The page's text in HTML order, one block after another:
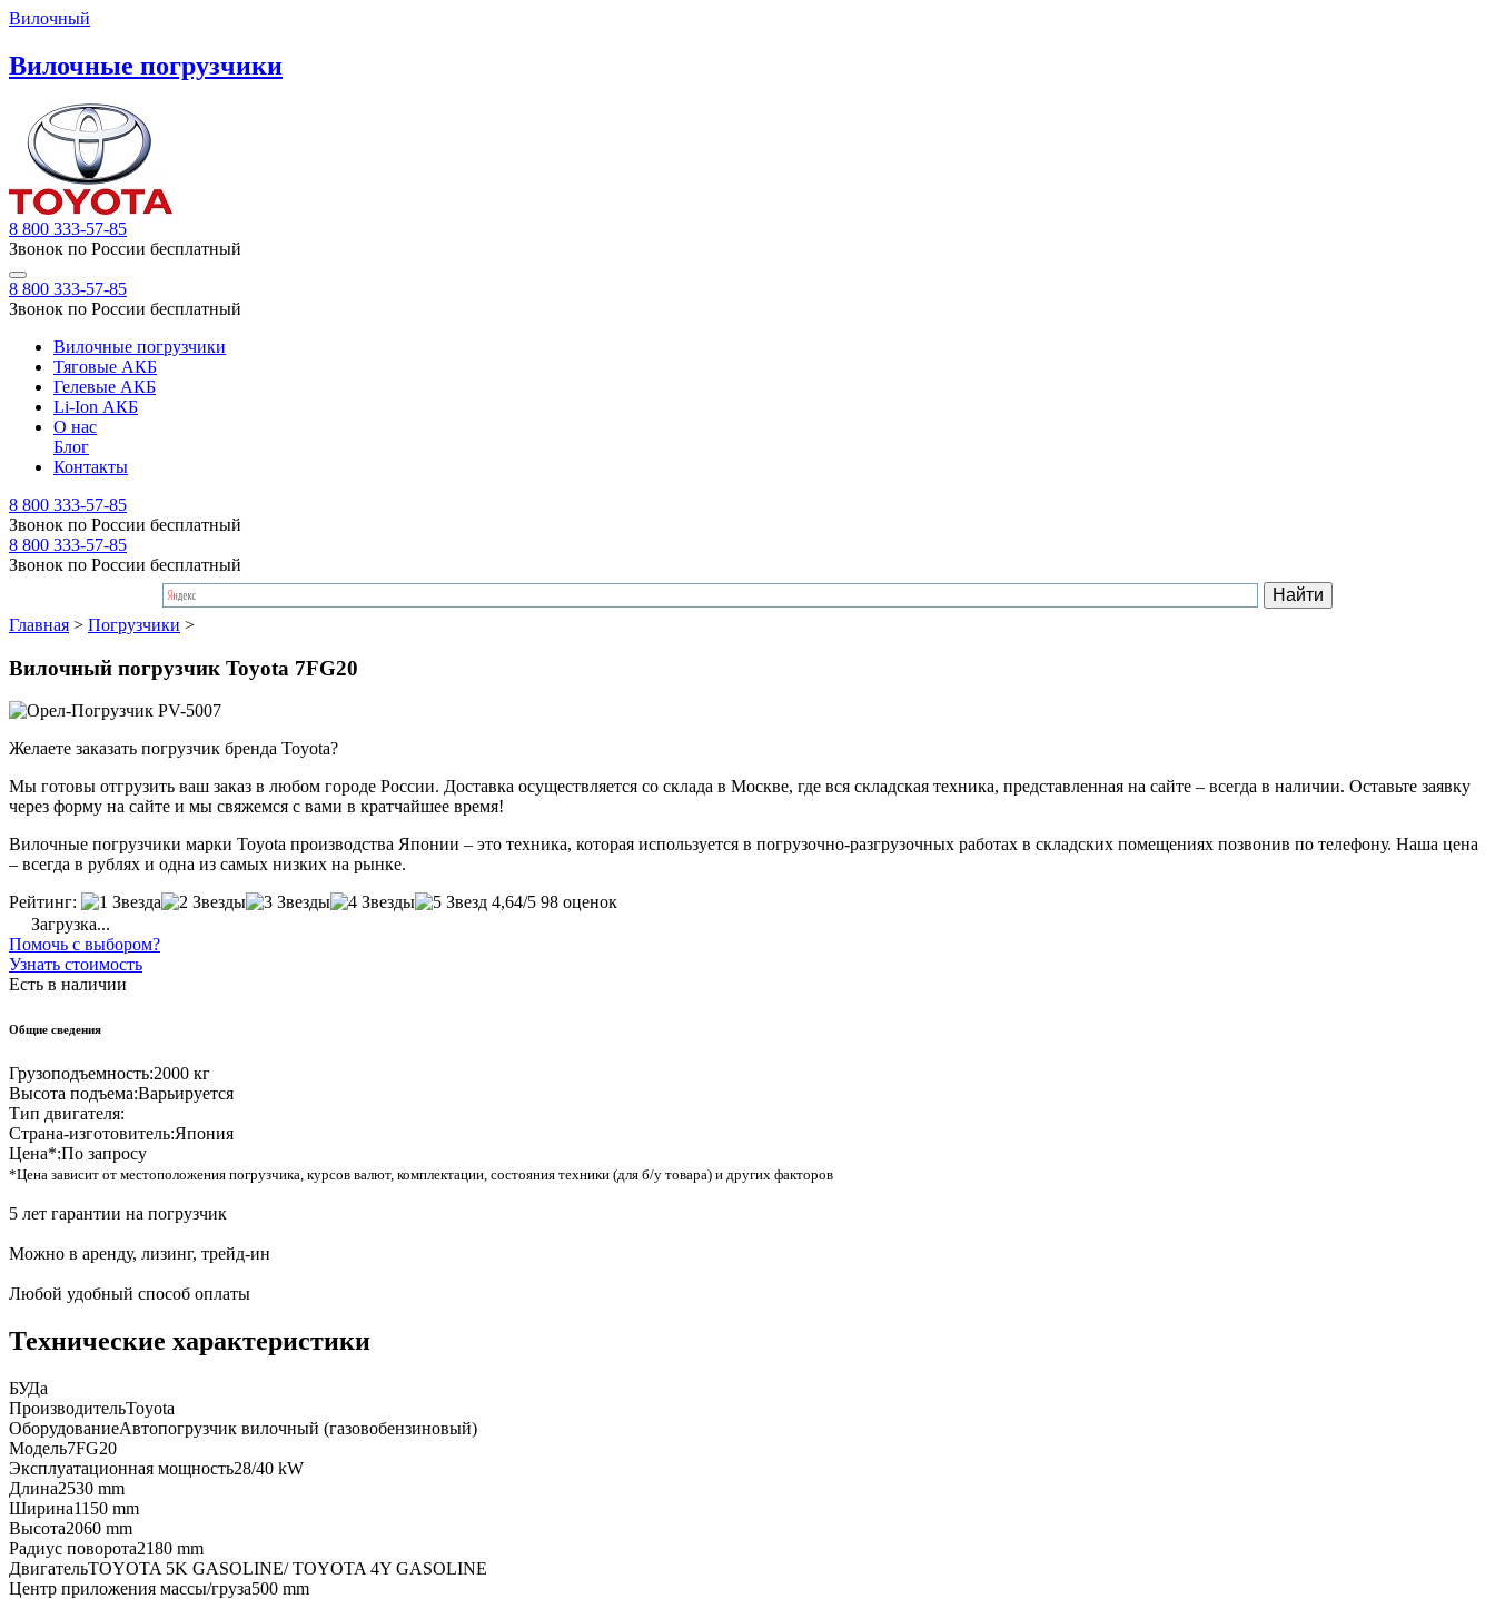
Вилочный
Вилочные погрузчики
8 800 333-57-85
Звонок по России бесплатный
8 800 333-57-85
Звонок по России бесплатный
Вилочные погрузчики
Тяговые АКБ
Гелевые АКБ
Li-Ion АКБ
О нас
Блог
Контакты
8 800 333-57-85
Звонок по России бесплатный
8 800 333-57-85
Звонок по России бесплатный
Главная > Погрузчики >
Вилочный погрузчик Toyota 7FG20
Желаете заказать погрузчик бренда Toyota?
Мы готовы отгрузить ваш заказ в любом городе России. Доставка осуществляется со склада в Москве, где вся складская техника, представленная на сайте – всегда в наличии. Оставьте заявку
через форму на сайте и мы свяжемся с вами в кратчайшее время!
Вилочные погрузчики марки Toyota производства Японии – это техника, которая используется в погрузочно-разгрузочных работах в складских помещениях позвонив по телефону. Наша цена
– всегда в рублях и одна из самых низких на рынке.
Рейтинг:
4,64/5 98 оценок
Загрузка...
Помочь с выбором?
Узнать стоимость
Есть в наличии
Общие сведения
Грузоподъемность:2000 кг
Высота подъема:Варьируется
Тип двигателя:
Страна-изготовитель:Япония
Цена*:По запросу
*Цена зависит от местоположения погрузчика, курсов валют, комплектации, состояния техники (для б/у товара) и других факторов
5 лет гарантии на погрузчик
Можно в аренду, лизинг, трейд-ин
Любой удобный способ оплаты
Технические характеристики
БУДа
ПроизводительToyota
ОборудованиеАвтопогрузчик вилочный (газовобензиновый)
Модель7FG20
Эксплуатационная мощность28/40 kW
Длина2530 mm
Ширина1150 mm
Высота2060 mm
Радиус поворота2180 mm
ДвигательTOYOTA 5K GASOLINE/ TOYOTA 4Y GASOLINE
Центр приложения массы/груза500 mm